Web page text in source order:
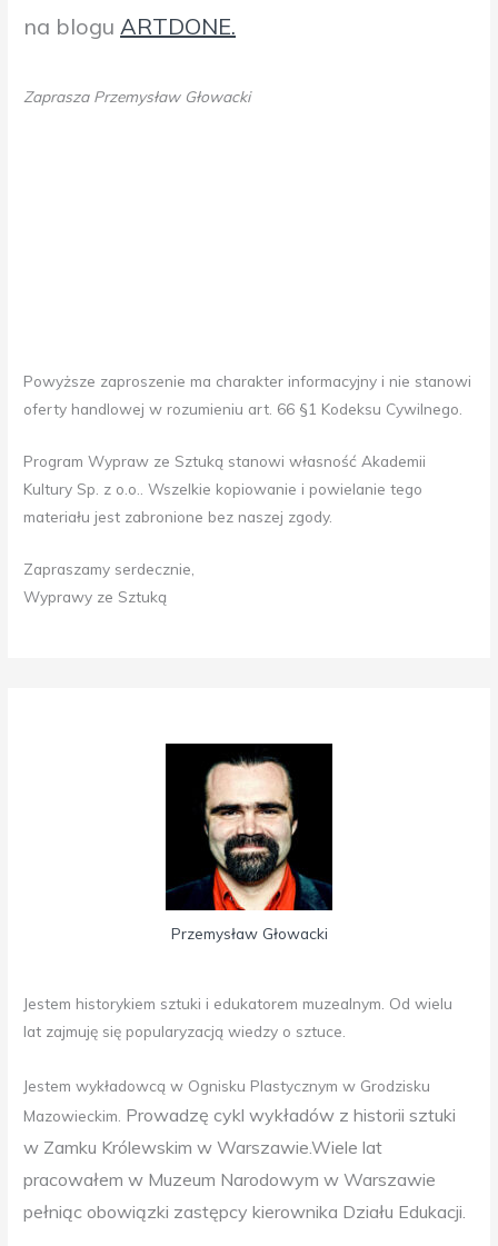
na blogu ARTDONE.
Zaprasza Przemysław Głowacki
Powyższe zaproszenie ma charakter informacyjny i nie stanowi
oferty handlowej w rozumieniu art. 66 §1 Kodeksu Cywilnego.
Program Wypraw ze Sztuką stanowi własność Akademii
Kultury Sp. z o.o.. Wszelkie kopiowanie i powielanie tego
materiału jest zabronione bez naszej zgody.
Zapraszamy serdecznie,
Wyprawy ze Sztuką
Przemysław Głowacki
Jestem historykiem sztuki i edukatorem muzealnym. Od wielu
lat zajmuję się popularyzacją wiedzy o sztuce.
Jestem wykładowcą w Ognisku Plastycznym w Grodzisku
Mazowieckim. Prowadzę cykl wykładów z historii sztuki
w Zamku Królewskim w Warszawie.Wiele lat
pracowałem w Muzeum Narodowym w Warszawie
pełniąc obowiązki zastępcy kierownika Działu Edukacji.